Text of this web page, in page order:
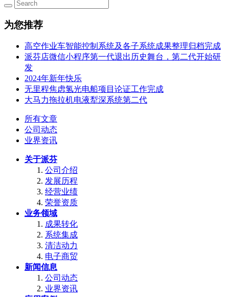
为您推荐
高空作业车智能控制系统及各子系统成果整理归档完成
派芬店微信小程序第一代退出历史舞台，第二代开始研
发
2024年新年快乐
无里程焦虑氢光电船项目论证工作完成
大马力拖拉机电液犁深系统第二代
所有文章
公司动态
业界资讯
关于派芬
公司介绍
发展历程
经营业绩
荣誉资质
业务领域
成果转化
系统集成
清洁动力
电子商贸
新闻信息
公司动态
业界资讯